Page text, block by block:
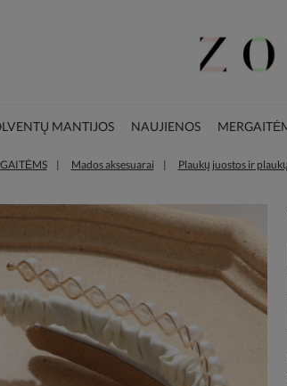
MANTIJOS NAUJIENOS
Mados aksesuarai Plaukų juostos ir